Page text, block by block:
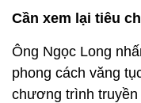
Cần xem lại tiêu
Ông Ngọc Long
phong cách văng
chương trình